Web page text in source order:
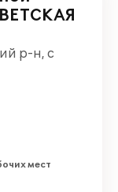
р-н, с
мест